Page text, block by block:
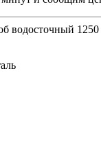
водосточный